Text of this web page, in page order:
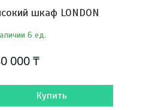
шкаф LONDON
6 ед.
000 ₸
Купить